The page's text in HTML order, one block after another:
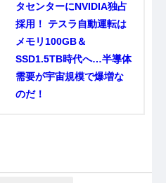
タセンターにNVIDIA独占
採用！ テスラ自動運転は
メモリ100GB＆
SSD1.5TB時代へ…半導体
需要が宇宙規模で爆増な
のだ！